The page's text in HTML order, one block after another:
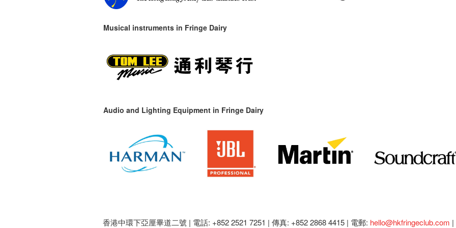
Musical instruments in Fringe Dairy
Audio and Lighting Equipment in Fringe Dairy
香港中環下亞厘畢道二號 | 電話: +852 2521 7251 | 傳真: +852 2868 4415 | 電郵: hello@hkfringeclub.com |